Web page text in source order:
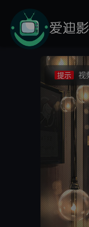
提示 不
提示 如
提示 视
提示 不